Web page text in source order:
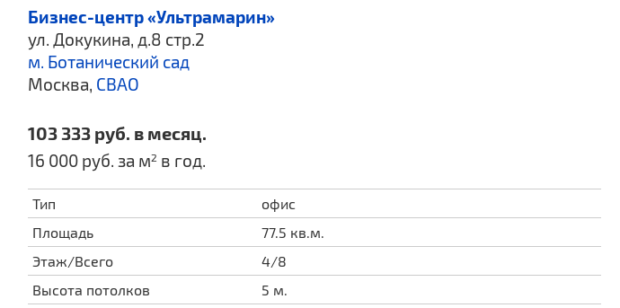
Бизнес-центр «Ультрамарин»
ул. Докукина, д.8 стр.2
м. Ботанический сад
Москва, СВАО
103 333 руб. в месяц.
16 000 руб. за м2 в год.
Тип
офис
Площадь
77.5 кв.м.
Этаж/Всего
4/8
Высота потолков
5 м.